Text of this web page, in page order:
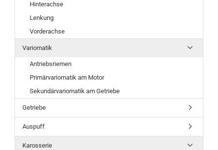
Hinterachse
Lenkung
Vorderachse
Variomatik
Antriebsriemen
Primärvariomatik am Motor
Sekundärvariomatik am Getriebe
Getriebe
Auspuff
Karosserie